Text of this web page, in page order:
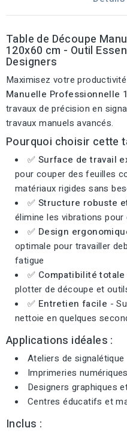
Table de Découpe
120x60 cm - Outil
Designers
Maximisez votre
Manuelle Professionnelle
travaux de précision en
travaux manuels avancés.
Pourquoi choisir cette
✅ Surface de travail
pour couper des feuilles
matériaux rigides sans
✅ Structure robuste
élimine les vibrations
✅ Design
optimale pour travailler
fatigue
✅ Compatibilité totale
plotter de découpe et
✅ Entretien facile -
nettoie en quelques
Applications idéales :
Ateliers de signalétique
Imprimeries numériques
Designers graphiques
Centres éducatifs et
Inclus :